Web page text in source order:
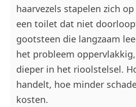
haarvezels stapelen zich
een toilet dat niet
gootsteen die langzaam
het probleem
dieper in het rioolstelsel.
handelt, hoe minder
kosten.